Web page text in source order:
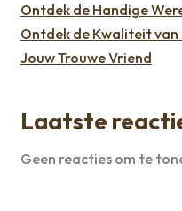
Ontdek de Handige
Ontdek de Kwaliteit
Jouw Trouwe Vriend
Laatste
Geen reacties om te